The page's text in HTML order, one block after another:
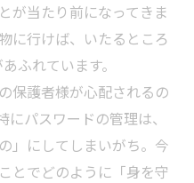
が当たり前になってきま
に行けば、いたるところ
ふれています。
保護者様が心配されるの
パスワードの管理は、
」にしてしまいがち。今
とでどのように「身を守